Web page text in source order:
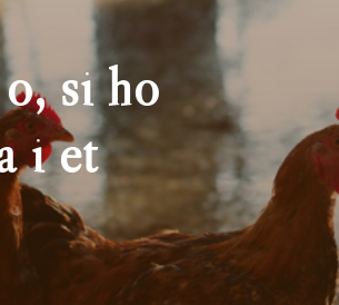
si ho
i et